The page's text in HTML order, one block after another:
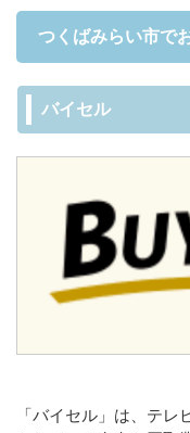
つくばみらい市で
バイセル
「バイセル」は、テ